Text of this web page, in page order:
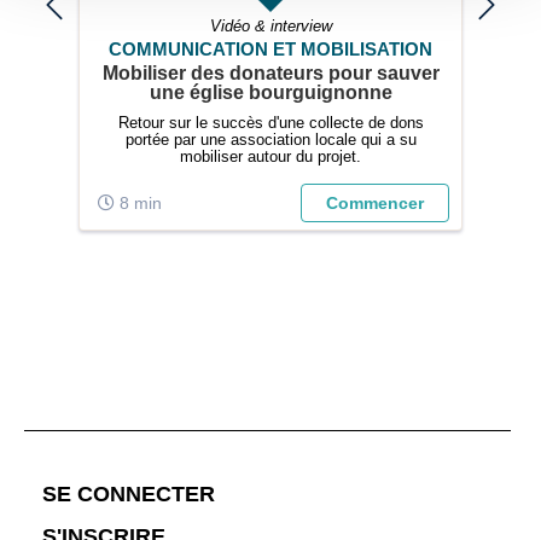
Vidéo & interview
COMMUNICATION ET MOBILISATION
Mobiliser des donateurs pour sauver
une église bourguignonne
Retour sur le succès d'une collecte de dons
portée par une association locale qui a su
mobiliser autour du projet.
8 min Commencer
SE CONNECTER